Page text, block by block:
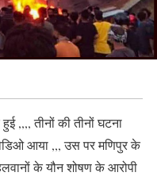
,,,, तीनों की तीनों घटना
आया ,,, उस पर मणिपुर के
के यौन शोषण के आरोपी